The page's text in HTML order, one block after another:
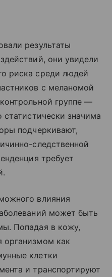
результаты
они увидели
риска среди людей
с меланомой
группе —
статистически значима
подчеркивают,
следственной
требует
влияния
может быть
Попадая в кожу,
организмом как
клетки
и транспортируют